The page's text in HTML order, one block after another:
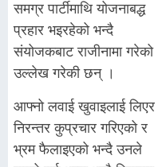
समग्र पार्टीमाथि योजनाबद्ध
प्रहार भइरहेको भन्दै
संयोजकबाट राजीनामा गरेको
उल्लेख गरेकी छन् ।
आफ्नो लवाई खुवाइलाई लिएर
निरन्तर कुप्रचार गरिएको र
भ्रम फैलाइएको भन्दै उनले